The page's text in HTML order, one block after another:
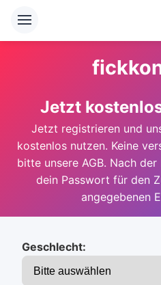
Jetzt
Jetzt registrieren und
kostenlos nutzen. Keine
bitte unsere AGB. Nach
dein Passwort für den
angegebenen
Geschlecht: